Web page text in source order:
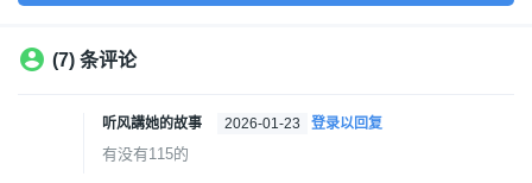
(7) 条评论
听风講她的故事 2026-01-23 登录以回复
有没有115的